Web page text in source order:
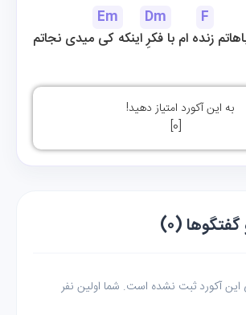
Em Dm F
زنده ام با فکرِ اینکه کی میدی نجاتم
به این آکورد امتیاز دهید!
[
0
]
(۰)
این آکورد ثبت نشده است. شما اولین نفر